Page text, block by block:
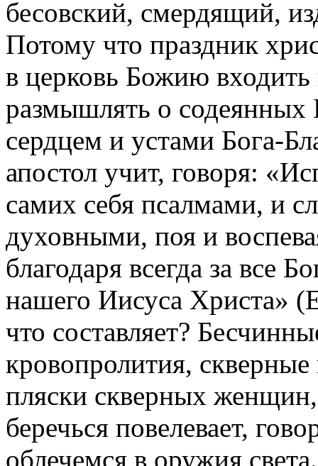
бесовский, смердящий,
Потому что праздник
в церковь Божию
размышлять о содеянных
сердцем и устами Бога-
апостол учит, говоря:
самих себя псалмами, и
духовными, поя и
благодаря всегда за все
нашего Иисуса Христа»
что составляет?
кровопролития,
пляски скверных
беречься повелевает,
облечемся в оружия